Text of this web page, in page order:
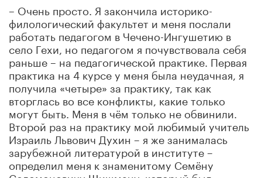
– Очень просто. Я закончила историко-
филологический факультет и меня послали
работать педагогом в Чечено-Ингушетию в
село Гехи, но педагогом я почувствовала себя
раньше – на педагогической практике. Первая
практика на 4 курсе у меня была неудачная, я
получила «четыре» за практику, так как
вторглась во все конфликты, какие только
могут быть. Меня в чём только не обвинили.
Второй раз на практику мой любимый учитель
Израиль Львович Духин – я же занималась
зарубежной литературой в институте –
определил меня к знаменитому Семёну